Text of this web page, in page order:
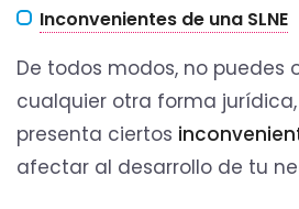
Inconvenientes de una SLNE
De todos modos, no puedes
cualquier otra forma jurídica,
presenta ciertos
afectar al desarrollo de tu